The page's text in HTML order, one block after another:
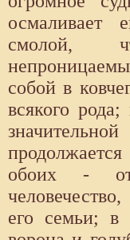
осмаливает
смолой,
собой в
всякого
обоих -
его семьи; в